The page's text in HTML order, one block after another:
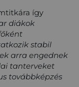
így
diákok
stabil
arra engednek
tanterveket
továbbképzés